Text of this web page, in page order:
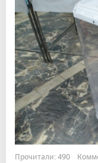
Прочитали: 490